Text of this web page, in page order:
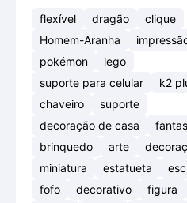
flexível dragão
clique
Homem-Aranha
pokémon
lego
suporte para celular
k2
chaveiro
suporte
decoração de casa
brinquedo
arte
miniatura
estatueta
fofo
decorativo figura